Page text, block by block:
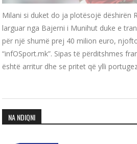
Milani si duket do ja plotësojë dëshirën
larguar nga Bajerni i Munihut duke e
për një shumë prej 40 milion euro,
“infOSport.mk”. Sipas të përditshmes
është arritur dhe se pritet që ylli
NA NDIQNI